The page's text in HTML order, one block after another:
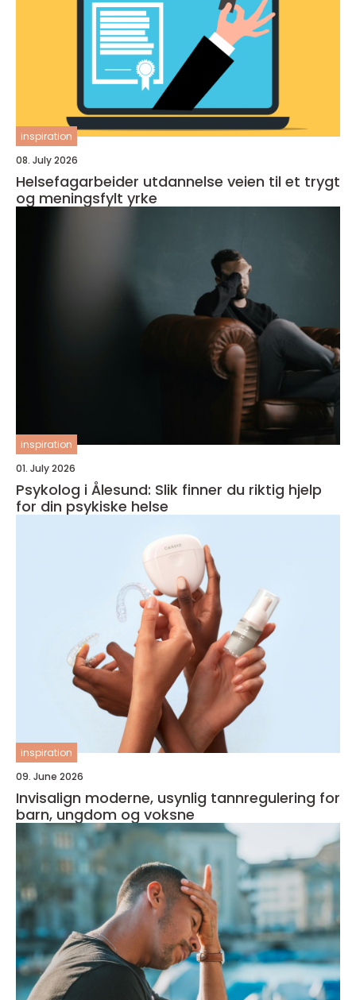
inspiration
08. July 2026
Helsefagarbeider utdannelse veien til et trygt
og meningsfylt yrke
inspiration
01. July 2026
Psykolog i Ålesund: Slik finner du riktig hjelp
for din psykiske helse
inspiration
09. June 2026
Invisalign moderne, usynlig tannregulering for
barn, ungdom og voksne